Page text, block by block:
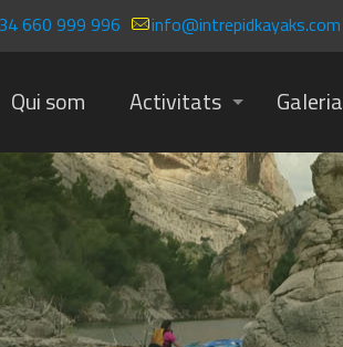
660 999 996 info@intrepidkayaks.com
Qui som Activitats Galeria